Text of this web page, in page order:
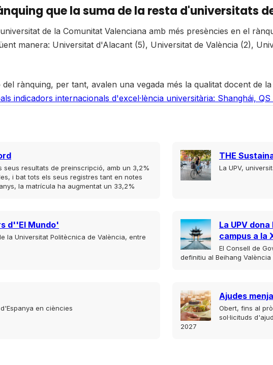
que la suma de la resta d'universitats
de la Comunitat Valenciana amb més presències en el
manera: Universitat d'Alacant (5), Universitat de València (2),
rànquing, per tant, avalen una vegada més la qualitat docent de
indicadors internacionals d'excel·lència universitària: Shanghái, QS
seus resultats de preinscripció, amb un 3,2%
i bat tots els seus registres tant en notes
la matrícula ha augmentat un 33,2%
THE
La UPV,
d''El Mundo'
la Universitat Politècnica de València, entre
La UPV
campus a la
El Consell de
definitiu al Beihang València
en ciències
Ajudes
Obert, fins al
sol·licituds
2027